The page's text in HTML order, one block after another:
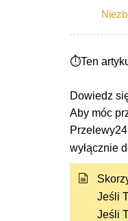
⏱️Ten
Dowiedz
Aby móc
wyłącznie
Jeśli
Jeśli